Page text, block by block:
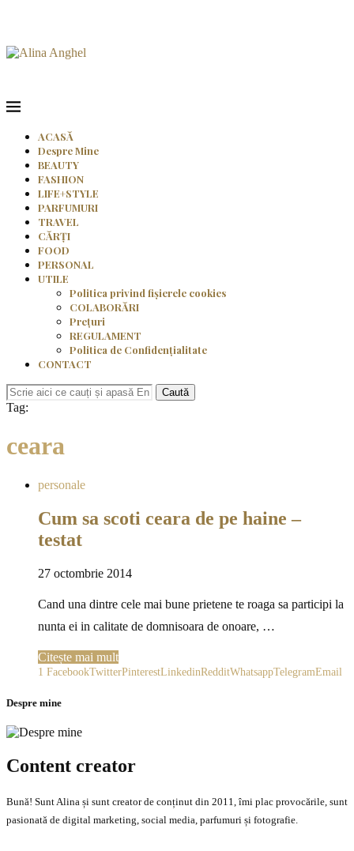
ACASĂ
Despre Mine
BEAUTY
FASHION
LIFE+STYLE
PARFUMURI
TRAVEL
CĂRȚI
FOOD
PERSONAL
UTILE
Politica privind fișierele cookies
COLABORĂRI
Prețuri
REGULAMENT
Politica de Confidențialitate
CONTACT
Caută
Tag:
ceara
personale
Cum sa scoti ceara de pe haine –
testat
27 octombrie 2014
Cand una dintre cele mai bune prietene te roaga sa participi la
nunta ei in calitate de domnisoara de onoare, …
Citește mai mult
1 FacebookTwitterPinterestLinkedinRedditWhatsappTelegramEmail
Despre mine
Content creator
Bună! Sunt Alina și sunt creator de conținut din 2011, îmi plac provocările, sunt
pasionată de digital marketing, social media, parfumuri și fotografie.